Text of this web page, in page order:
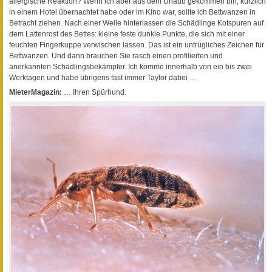
in einem Hotel übernachtet habe oder im Kino war, sollte ich Bettwanzen in
Betracht ziehen. Nach einer Weile hinterlassen die Schädlinge Kotspuren auf
dem Lattenrost des Bettes: kleine feste dunkle Punkte, die sich mit einer
feuchten Fingerkuppe verwischen lassen. Das ist ein untrügliches Zeichen für
Bettwanzen. Und dann brauchen Sie rasch einen profilierten und
anerkannten Schädlingsbekämpfer. Ich komme innerhalb von ein bis zwei
Werktagen und habe übrigens fast immer Taylor dabei …
MieterMagazin: … Ihren Spürhund.